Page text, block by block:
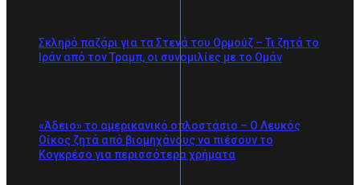
Σκληρό παζάρι για τα Στενά του Ορμούζ – Τι ζητά το
Ιράν από τον Τραμπ, οι συνομιλίες με το Ομάν
«Άδειο» το αμερικανικό οπλοστάσιο – Ο Λευκός
Οίκος ζητά από βιομηχάνους να πιέσουν το
Κογκρέσο για περισσότερα χρήματα